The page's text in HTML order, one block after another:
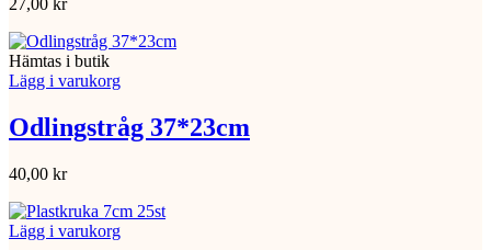
Hämtas i butik
Lägg i varukorg
Odlingstråg 37*23cm
40,00 kr
Lägg i varukorg